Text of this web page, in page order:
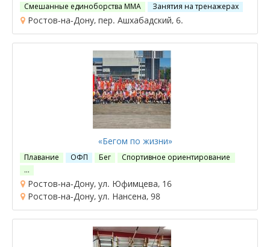
Смешанные единоборства ММА Занятия на тренажерах
Ростов-на-Дону, пер. Ашхабадский, 6.
«Бегом по жизни»
Плавание ОФП Бег
Спортивное ориентирование
…
Ростов-на-Дону, ул. Юфимцева, 16
Ростов-на-Дону, ул. Нансена, 98